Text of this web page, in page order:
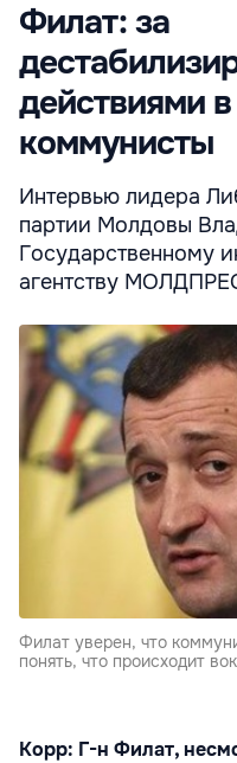
Филат: за
действиями в
коммунисты
Интервью лидера
партии Молдовы
Государственному
агентству
Филат уверен, что
понять, что происходит
Корр: Г-н Филат,